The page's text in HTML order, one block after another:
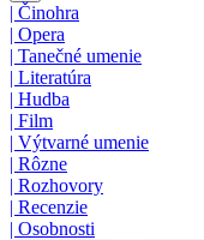
| Činohra
| Opera
| Tanečné umenie
| Literatúra
| Hudba
| Film
| Výtvarné umenie
| Rôzne
| Rozhovory
| Recenzie
| Osobnosti